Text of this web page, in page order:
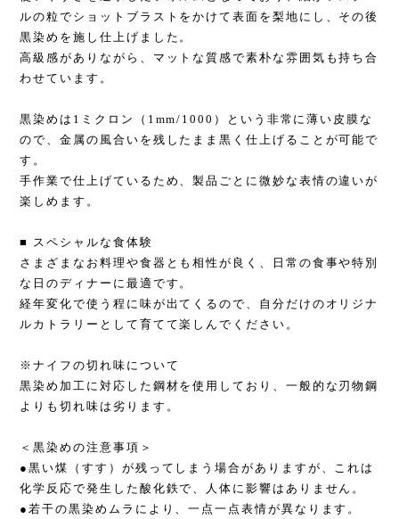
ルの粒でショットブラストをかけて表面を梨地にし、その後
黒染めを施し仕上げました。
高級感がありながら、マットな質感で素朴な雰囲気も持ち合
わせています。
黒染めは1ミクロン（1mm/1000）という非常に薄い皮膜な
ので、金属の風合いを残したまま黒く仕上げることが可能で
す。
手作業で仕上げているため、製品ごとに微妙な表情の違いが
楽しめます。
■ スペシャルな食体験
さまざまなお料理や食器とも相性が良く、日常の食事や特別
な日のディナーに最適です。
経年変化で使う程に味が出てくるので、自分だけのオリジナ
ルカトラリーとして育てて楽しんでください。
※ナイフの切れ味について
黒染め加工に対応した鋼材を使用しており、一般的な刃物鋼
よりも切れ味は劣ります。
＜黒染めの注意事項＞
●黒い煤（すす）が残ってしまう場合がありますが、これは
化学反応で発生した酸化鉄で、人体に影響はありません。
●若干の黒染めムラにより、一点一点表情が異なります。